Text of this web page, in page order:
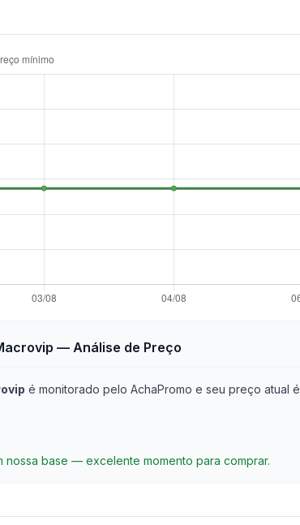
— Análise de Preço
é monitorado pelo AchaPromo e seu preço atual é
base — excelente momento para comprar.